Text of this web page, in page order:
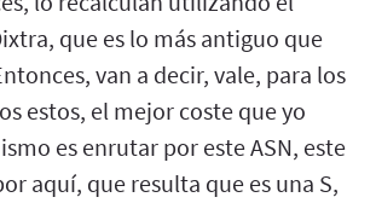
que es lo más antiguo que
van a decir, vale, para los
estos, el mejor coste que yo
es enrutar por este ASN, este
aquí, que resulta que es una S,